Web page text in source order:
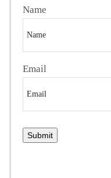
Name
Email